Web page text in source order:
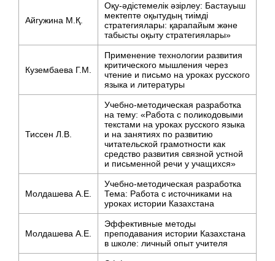
Айгужина М.Қ.
Оқу-әдістемелік әзірлеу: Бастауыш
мектепте оқытудың тиімді
стратегиялары: қарапайым және
табысты оқыту стратегиялары»
Кузембаева Г.М.
Применение технологии развития
критического мышления через
чтение и письмо на уроках русского
языка и литературы
Тиссен Л.В.
Учебно-методическая разработка
на тему: «Работа с поликодовыми
текстами на уроках русского языка
и на занятиях по развитию
читательской грамотности как
средство развития связной устной
и письменной речи у учащихся»
Молдашева А.Е.
Учебно-методическая разработка
Тема: Работа с источниками на
уроках истории Казахстана
Молдашева А.Е.
Эффективные методы
преподавания истории Казахстана
в школе: личный опыт учителя